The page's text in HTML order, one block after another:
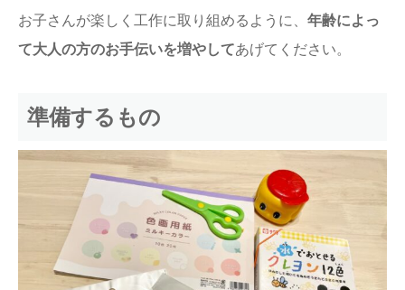
お子さんが楽しく工作に取り組めるように、 年齢によっ
て大人の方のお手伝いを増やしてあげてください。
準備するもの